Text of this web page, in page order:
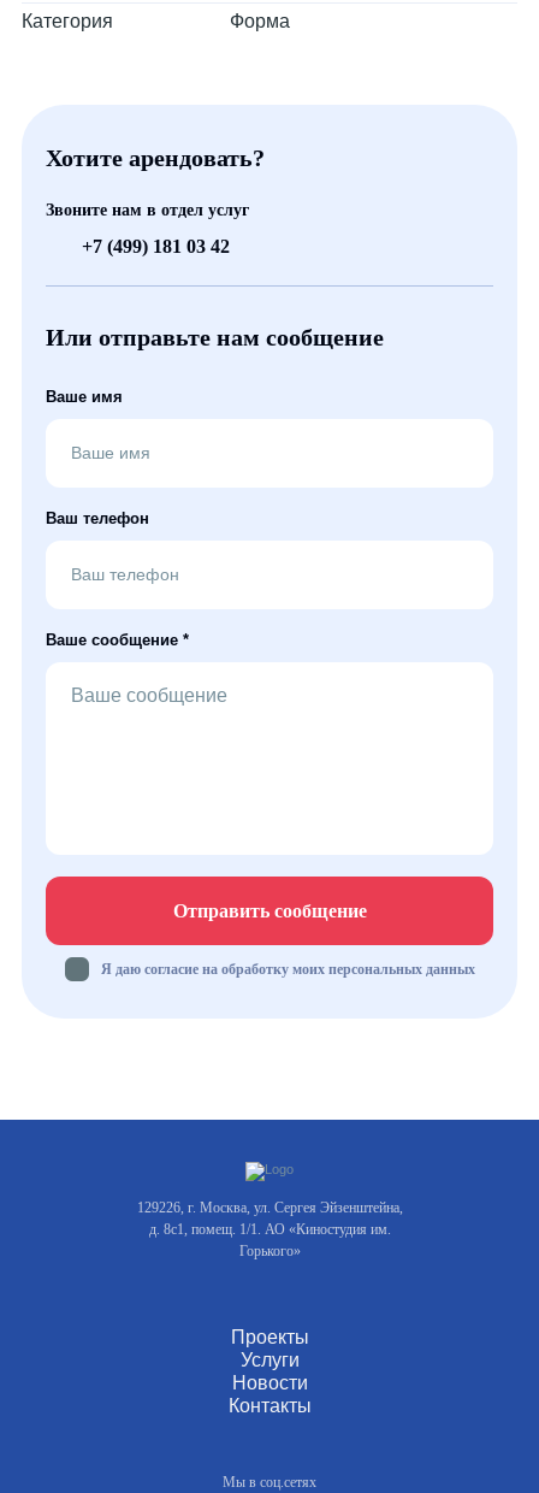
Категория
Форма
Хотите арендовать?
Звоните нам в отдел услуг
+7 (499) 181 03 42
Или отправьте нам сообщение
Ваше имя
Ваш телефон
Ваше сообщение *
Отправить сообщение
Я даю согласие на обработку моих персональных данных
129226, г. Москва, ул. Сергея Эйзенштейна,
д. 8с1, помещ. 1/1. АО «Киностудия им.
Горького»
Проекты
Услуги
Новости
Контакты
Мы в соц.сетях